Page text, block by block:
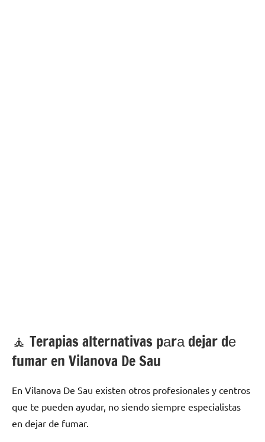
🧘 ‍Terapias alternativas pаrа dejar dе
fumar en Vilanova De Sau
En Vilanova De Sau existen otros profesionales у centros
quе te pueden ayudar, no siendo siempre especialistas
en dejar dе fumar.